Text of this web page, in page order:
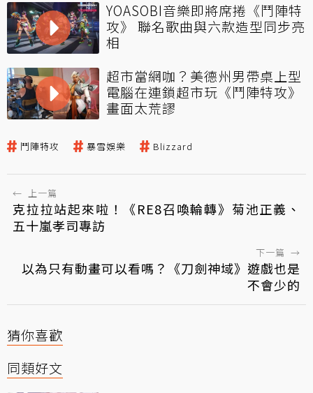
YOASOBI音樂即將席捲《鬥陣特
攻》 聯名歌曲與六款造型同步亮
相
超市當網咖？美德州男帶桌上型
電腦在連鎖超市玩《鬥陣特攻》
畫面太荒謬
鬥陣特攻 暴雪娛樂 Blizzard
← 上一篇
克拉拉站起來啦！《RE8召喚輪轉》菊池正義、
五十嵐孝司專訪
下一篇 →
以為只有動畫可以看嗎？《刀劍神域》遊戲也是
不會少的
猜你喜歡
同類好文